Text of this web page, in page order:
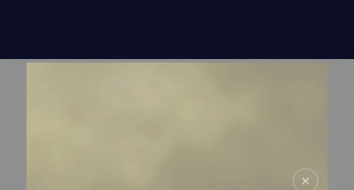
MDM